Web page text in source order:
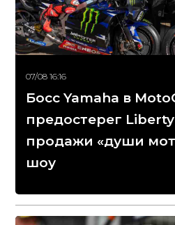
07/08 16:16
Босс Yamaha в
предостерег
продажи «души
шоу